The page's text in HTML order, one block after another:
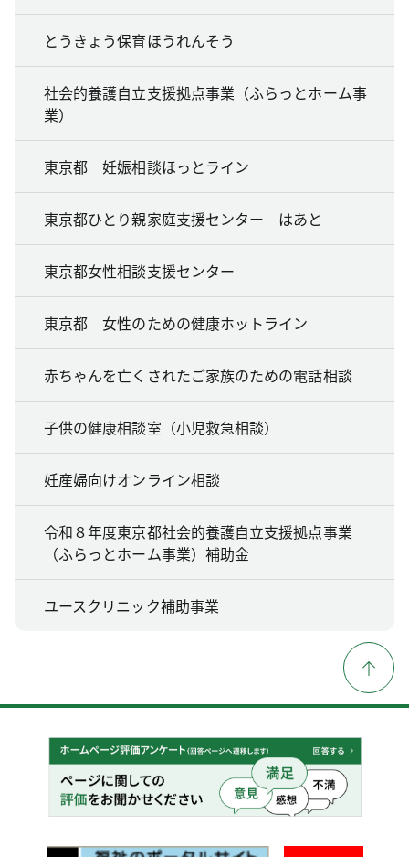
とうきょう保育ほうれんそう
社会的養護自立支援拠点事業（ふらっとホーム事
業）
東京都 妊娠相談ほっとライン
東京都ひとり親家庭支援センター はあと
東京都女性相談支援センター
東京都 女性のための健康ホットライン
赤ちゃんを亡くされたご家族のための電話相談
子供の健康相談室（小児救急相談）
妊産婦向けオンライン相談
令和８年度東京都社会的養護自立支援拠点事業
（ふらっとホーム事業）補助金
ユースクリニック補助事業